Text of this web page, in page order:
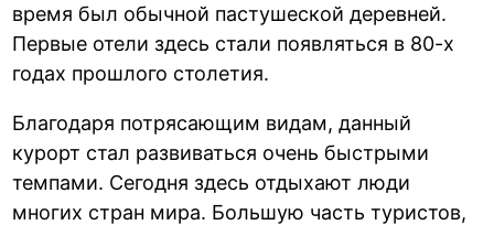
время был обычной пастушеской деревней.
Первые отели здесь стали появляться в 80-х
годах прошлого столетия.
Благодаря потрясающим видам, данный
курорт стал развиваться очень быстрыми
темпами. Сегодня здесь отдыхают люди
многих стран мира. Большую часть туристов,